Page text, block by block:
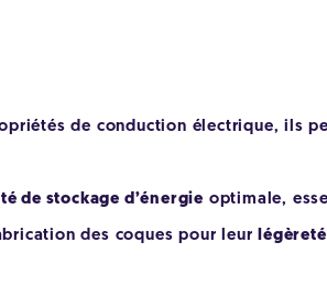
de conduction électrique, ils
de stockage d’énergie optimale,
des coques pour leurlégèreté